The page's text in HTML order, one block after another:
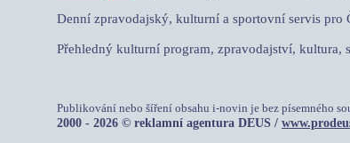
Denní zpravodajský, kulturní a sportovní servis
Přehledný kulturní program, zpravodajství, kultura,
Publikování nebo šíření obsahu i-novin je bez písemného
2000 - 2026 © reklamní agentura DEUS /